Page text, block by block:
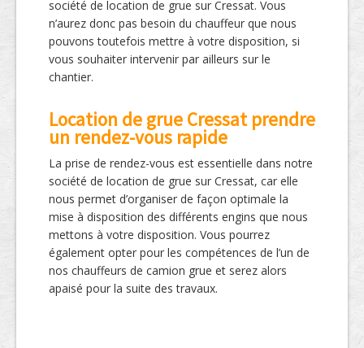
société de location de grue sur Cressat. Vous
n’aurez donc pas besoin du chauffeur que nous
pouvons toutefois mettre à votre disposition, si
vous souhaiter intervenir par ailleurs sur le
chantier.
Location de grue Cressat prendre
un rendez-vous rapide
La prise de rendez-vous est essentielle dans notre
société de location de grue sur Cressat, car elle
nous permet d’organiser de façon optimale la
mise à disposition des différents engins que nous
mettons à votre disposition. Vous pourrez
également opter pour les compétences de l’un de
nos chauffeurs de camion grue et serez alors
apaisé pour la suite des travaux.